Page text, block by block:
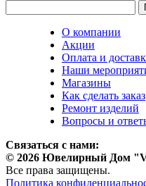
О компании
Акции
Оплата и
Наши
Магазины
Как сделать заказ
Ремонт изделий
Вопросы и
Связаться с нами:
© 2026 Ювелирный Дом
Все права защищены.
Политика